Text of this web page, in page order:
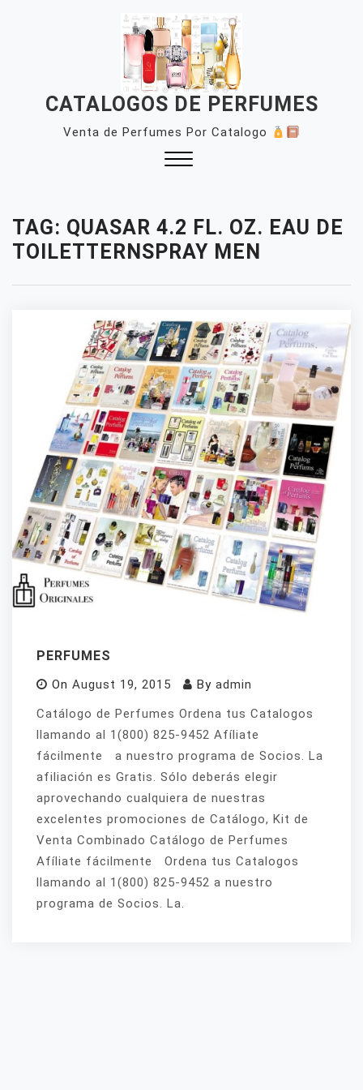
CATALOGOS DE PERFUMES
Venta de Perfumes Por Catalogo
TAG: QUASAR 4.2 FL. OZ. EAU DE
TOILETTERNSPRAY MEN
PERFUMES
On August 19, 2015 By admin
Catálogo de Perfumes Ordena tus Catalogos
llamando al 1(800) 825-9452 Afíliate
fácilmente a nuestro programa de Socios. La
afiliación es Gratis. Sólo deberás elegir
aprovechando cualquiera de nuestras
excelentes promociones de Catálogo, Kit de
Venta Combinado Catálogo de Perfumes
Afíliate fácilmente Ordena tus Catalogos
llamando al 1(800) 825-9452 a nuestro
programa de Socios. La.